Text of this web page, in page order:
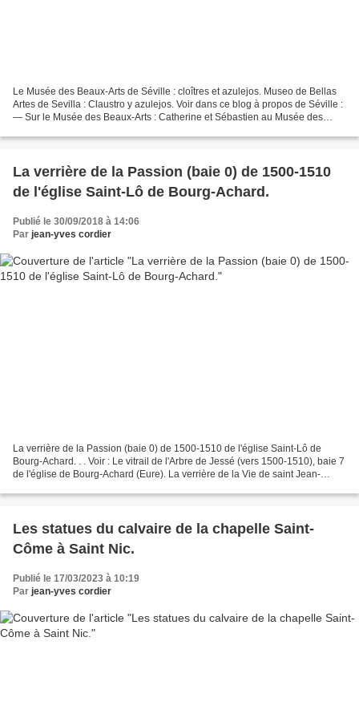
Le Musée des Beaux-Arts de Séville : cloîtres et azulejos. Museo de Bellas
Artes de Sevilla : Claustro y azulejos. Voir dans ce blog à propos de Séville :
— Sur le Musée des Beaux-Arts : Catherine et Sébastien au Musée des
La verrière de la Passion (baie 0) de 1500-1510
de l'église Saint-Lô de Bourg-Achard.
Publié le 30/09/2018 à 14:06
Par jean-yves cordier
La verrière de la Passion (baie 0) de 1500-1510 de l'église Saint-Lô de
Bourg-Achard. . . Voir : Le vitrail de l'Arbre de Jessé (vers 1500-1510), baie 7
de l'église de Bourg-Achard (Eure). La verrière de la Vie de saint Jean-
Les statues du calvaire de la chapelle Saint-
Côme à Saint Nic.
Publié le 17/03/2023 à 10:19
Par jean-yves cordier